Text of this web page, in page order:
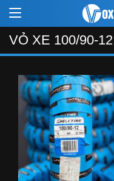
VỎ XE 100/90-12